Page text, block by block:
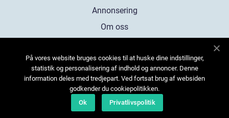
Annonsering
Om oss
Kontakta oss
Sitemap
På vores website bruges cookies til at huske dine indstillinger,
statistik og personalisering af indhold og annoncer. Denne
information deles med tredjepart. Ved fortsat brug af websiden
godkender du cookiepolitikken.
Ok
Privatlivspolitik